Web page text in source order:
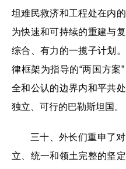
坦难民救济和工程处在内
为快速和可持续的重建与
综合、有力的一揽子计划
律框架为指导的“两国方案
全和公认的边界内和平共
独立、可行的巴勒斯坦国。
三十、外长们重申了
立、统一和领土完整的坚